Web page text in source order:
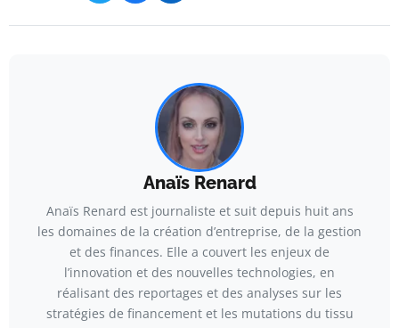
Anaïs Renard
Anaïs Renard est journaliste et suit depuis huit ans
les domaines de la création d’entreprise, de la gestion
et des finances. Elle a couvert les enjeux de
l’innovation et des nouvelles technologies, en
réalisant des reportages et des analyses sur les
stratégies de financement et les mutations du tissu